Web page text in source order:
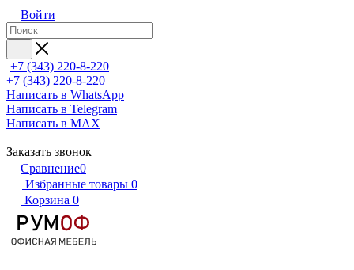
Войти
+7 (343) 220-8-220
+7 (343) 220-8-220
Написать в WhatsApp
Написать в Telegram
Написать в MAX
Заказать звонок
Сравнение0
Избранные товары 0
Корзина 0